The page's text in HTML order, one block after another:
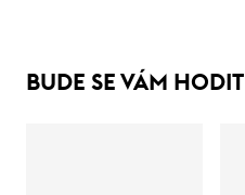
BUDE SE VÁM HODIT